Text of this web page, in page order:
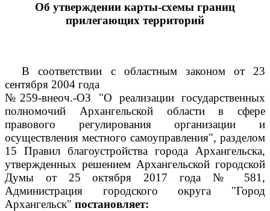
Об утверждении карты-схемы границ
прилегающих территорий
В соответствии с областным законом от 23
сентября 2004 года
№259-внеоч.-ОЗ "О реализации государственных
полномочий Архангельской области в сфере
правового регулирования организации и
осуществления местного самоуправления", разделом
15 Правил благоустройства города Архангельска,
утвержденных решением Архангельской городской
Думы от 25 октября 2017 года № 581,
Администрация городского округа "Город
Архангельск" постановляет: